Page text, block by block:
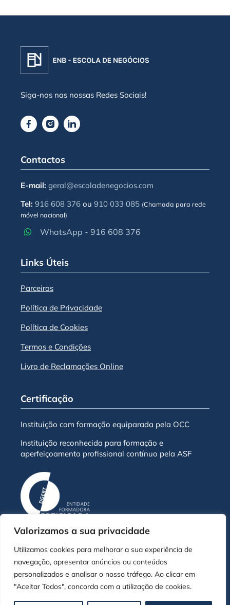
Valorizamos a sua privacidade
Utilizamos cookies para melhorar a sua experiência de
navegação, apresentar anúncios ou conteúdos
personalizados e analisar o nosso tráfego. Ao clicar em
"Aceitar Todos", concorda com a utilização de cookies.
Siga-nos nas nossas Redes Sociais!
Contactos
E-mail: geral@escoladenegocios.com
Tel: 916 608 376ou 910 033 085 (Chamada para rede
móvel nacional)
WhatsApp - 916 608 376
Links Úteis
Parceiros
Política de Privacidade
Política de Cookies
Termos e Condições
Livro de Reclamações Online
Certificação
Instituição com formação equiparada pela OCC
Instituição reconhecida para formação e
aperfeiçoamento profissional contínuo pela ASF
© Escola de Negócios ENB - 2026 | Todos os direitos
reservados
Desenvolvido por